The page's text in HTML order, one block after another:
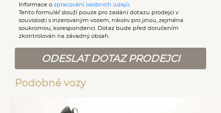
Informace o zpracování osobních údajů
Tento formulář slouží pouze pro zaslání dotazu prodejci v
souvislosti s inzerovaným vozem, nikoliv pro jinou, zejména
soukromou, korespondenci. Dotaz bude před doručením
zkontrolován na závadný obsah.
ODESLAT DOTAZ PRODEJCI
Podobné vozy